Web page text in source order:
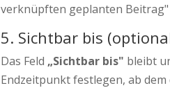
verknüpften geplanten Beitrag"
5. Sichtbar bis
Das Feld „Sichtbar bis" bleibt
Endzeitpunkt festlegen, ab